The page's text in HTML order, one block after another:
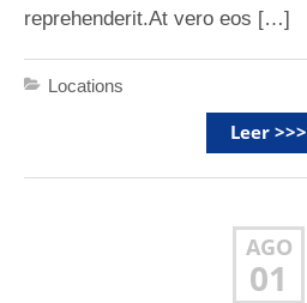
reprehenderit.At vero eos […]
Locations
Leer >>>
AGO
01